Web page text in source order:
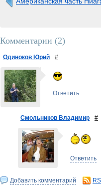
Комментарии (2)
Одиноков Юрий #
Ответить
Смольников Владимир #
Ответить
Добавить комментарий